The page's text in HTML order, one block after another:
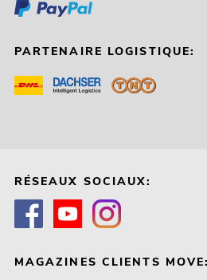
PARTENAIRE LOGISTIQUE:
RÉSEAUX SOCIAUX:
MAGAZINES CLIENTS MOVE: